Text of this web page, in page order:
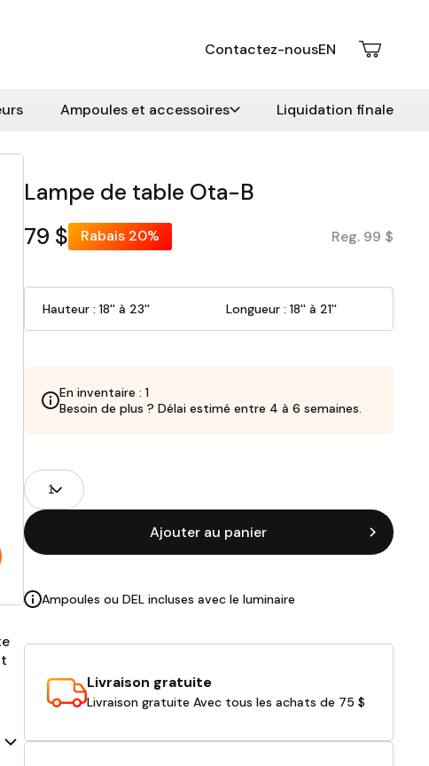
Contactez-nousEN
Ampoules et accessoires Liquidation finale
Lampe de table Ota-B
79 $
Rabais20% Reg. 99 $
Hauteur : 18'' à 23'' Longueur : 18'' à 21''
En inventaire : 1
Besoin de plus ? Délai estimé entre 4 à 6 semaines.
Champs
de
produits
Quantité
Ajouter au panier
Ampoules ou DEL incluses avec le luminaire
Livraison gratuite
Livraison gratuite Avec tous les achats de 75 $